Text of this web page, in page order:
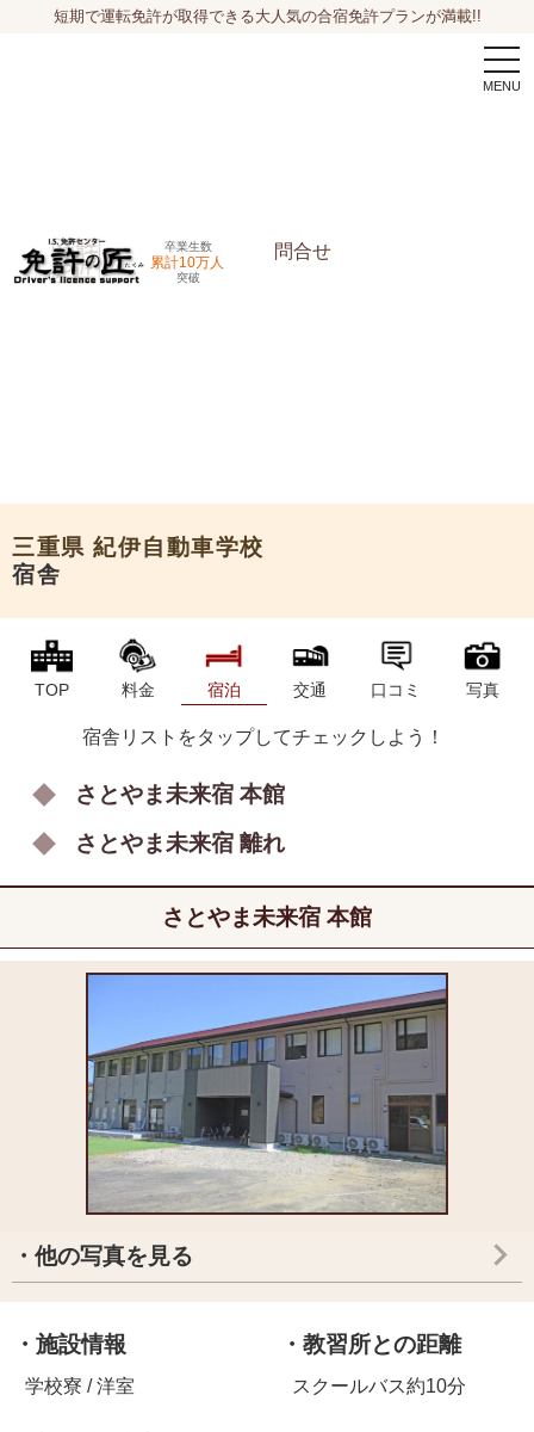
短期で運転免許が取得できる大人気の合宿免許プランが満載!!
卒業生数
累計10万人
突破
問合せ
三重県 紀伊自動車学校
宿舎
TOP 料金 宿泊 交通 口コミ 写真
宿舎リストをタップしてチェックしよう！
さとやま未来宿 本館
さとやま未来宿 離れ
さとやま未来宿 本館
・他の写真を見る
・施設情報
学校寮 / 洋室
・教習所との距離
スクールバス約10分